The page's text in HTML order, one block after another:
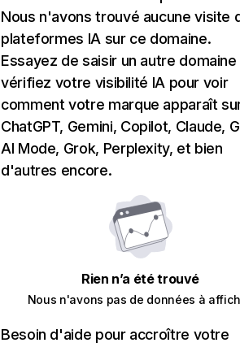
Nous n'avons trouvé aucune visite
plateformes IA sur ce domaine.
Essayez de saisir un autre domaine
vérifiez votre visibilité IA pour voir
comment votre marque apparaît
ChatGPT, Gemini, Copilot, Claude,
AI Mode, Grok, Perplexity, et bien
d'autres encore.
Rien n’a été trouvé
Nous n'avons pas de données à
Besoin d'aide pour accroître votre